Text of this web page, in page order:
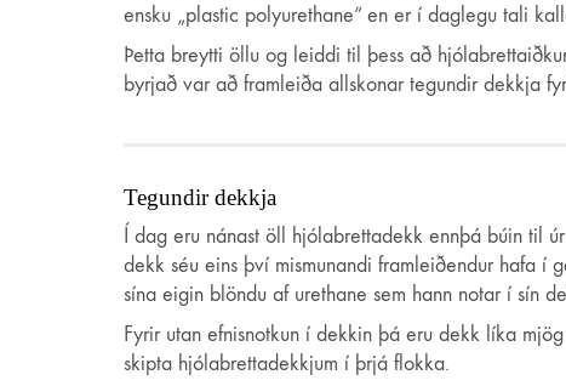
ensku „plastic polyurethane“ en er í daglegu tali
Þetta breytti öllu og leiddi til þess að
byrjað var að framleiða allskonar tegundir dekkja
Tegundir dekkja
Í dag eru nánast öll hjólabrettadekk ennþá búin til
dekk séu eins því mismunandi framleiðendur hafa í
sína eigin blöndu af urethane sem hann notar í sín
Fyrir utan efnisnotkun í dekkin þá eru dekk líka
skipta hjólabrettadekkjum í þrjá flokka.